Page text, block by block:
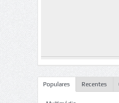
Populares Recentes